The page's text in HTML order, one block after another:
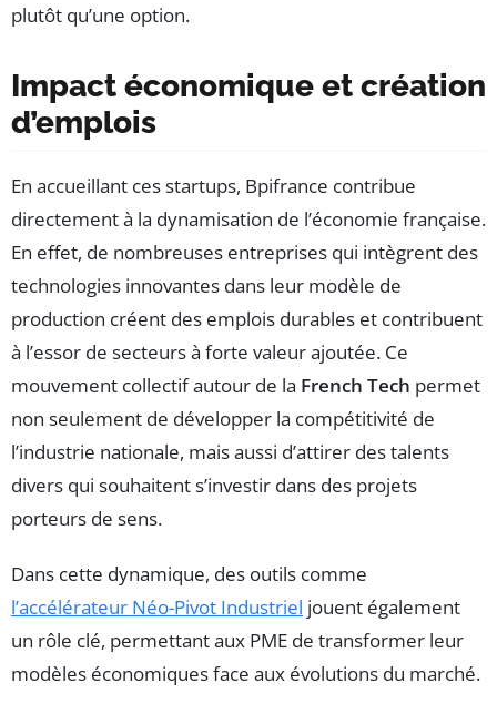
plutôt qu’une option.
Impact économique et création
d’emplois
En accueillant ces startups, Bpifrance contribue
directement à la dynamisation de l’économie française.
En effet, de nombreuses entreprises qui intègrent des
technologies innovantes dans leur modèle de
production créent des emplois durables et contribuent
à l’essor de secteurs à forte valeur ajoutée. Ce
mouvement collectif autour de la French Tech permet
non seulement de développer la compétitivité de
l’industrie nationale, mais aussi d’attirer des talents
divers qui souhaitent s’investir dans des projets
porteurs de sens.
Dans cette dynamique, des outils comme
l’accélérateur Néo-Pivot Industriel jouent également
un rôle clé, permettant aux PME de transformer leur
modèles économiques face aux évolutions du marché.